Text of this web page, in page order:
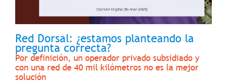
Red Dorsal: ¿estamos planteando la
pregunta correcta?
Por definición, un operador privado subsidiado y
con una red de 40 mil kilómetros no es la mejor
solución